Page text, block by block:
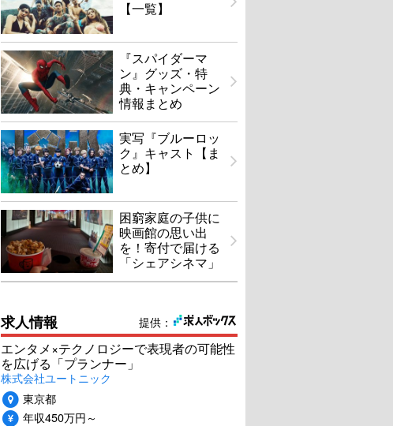
【一覧】
『スパイダーマ
ン』グッズ・特
典・キャンペーン
情報まとめ
実写『ブルーロッ
ク』キャスト【ま
とめ】
困窮家庭の子供に
映画館の思い出
を！寄付で届ける
「シェアシネマ」
提供：
求人情報
エンタメ×テクノロジーで表現者の可能性
を広げる「プランナー」
株式会社ユートニック
東京都
年収450万円～